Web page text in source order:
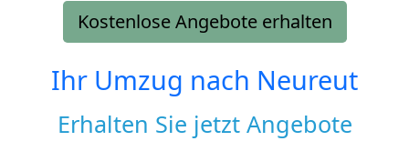
Kostenlose Angebote erhalten
Ihr Umzug nach Neureut
Erhalten Sie jetzt Angebote